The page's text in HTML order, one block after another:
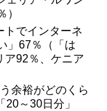
）
トでインターネ
」67％（「は
ア92％、ケニア
余裕がどのくら
～30日分」